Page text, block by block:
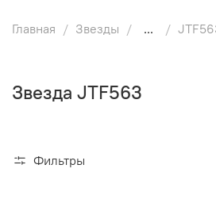
Главная Звезды ...
Звезда JTF563
Фильтры